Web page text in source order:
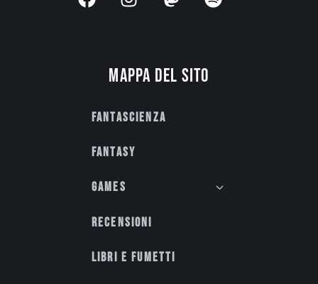
Mappa del sito
Fantascienza
Fantasy
Games
Recensioni
Libri e fumetti